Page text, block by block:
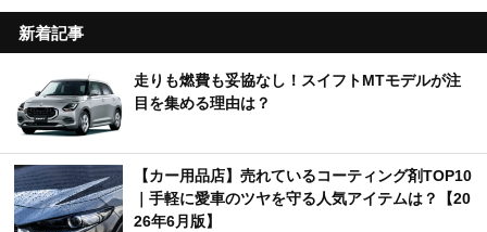
新着記事
走りも燃費も妥協なし！スイフトMTモデルが注
目を集める理由は？
【カー用品店】売れているコーティング剤TOP10
｜手軽に愛車のツヤを守る人気アイテムは？【20
26年6月版】